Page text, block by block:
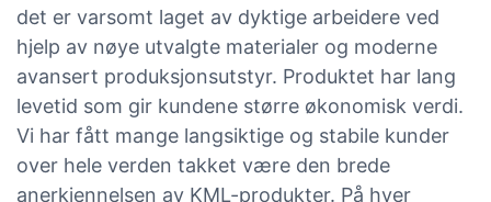
det er varsomt laget av dyktige arbeidere ved
hjelp av nøye utvalgte materialer og moderne
avansert produksjonsutstyr. Produktet har lang
levetid som gir kundene større økonomisk verdi.
Vi har fått mange langsiktige og stabile kunder
over hele verden takket være den brede
anerkjennelsen av KML-produkter. På hver